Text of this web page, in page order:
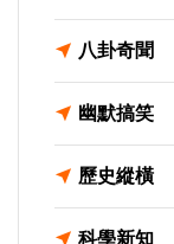
八卦奇聞
幽默搞笑
歷史縱橫
科學新知